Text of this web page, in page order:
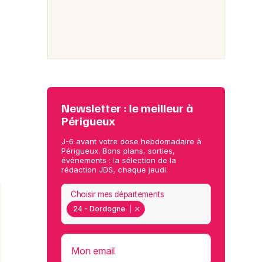
Newsletter : le meilleur à
Périgueux
J-6 avant votre dose hebdomadaire à
Périgueux. Bons plans, sorties,
événements : la sélection de la
rédaction JDS, chaque jeudi.
24 - Dordogne
Choisir mes départements
Mon email